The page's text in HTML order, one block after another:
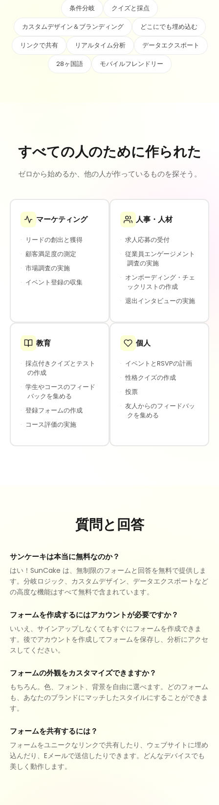
条件分岐
クイズと採点
カスタムデザイン＆ブランディング
どこにでも埋め込む
リンクで共有
リアルタイム分析
データエクスポート
28ヶ国語
モバイルフレンドリー
すべての人のために作られた
ゼロから始めるか、他の人が作っているものを探そう。
マーケティング
· リードの創出と獲得
· 顧客満足度の測定
· 市場調査の実施
· イベント登録の収集
人事・人材
· 求人応募の受付
· 従業員エンゲージメント
調査の実施
· オンボーディング・チェ
ックリストの作成
· 退出インタビューの実施
教育
· 採点付きクイズとテスト
の作成
· 学生やコースのフィード
バックを集める
· 登録フォームの作成
· コース評価の実施
個人
· イベントとRSVPの計画
· 性格クイズの作成
· 投票
· 友人からのフィードバッ
クを集める
質問と回答
サンケーキは本当に無料なのか？
はい！SunCake は、無制限のフォームと回答を無料で提供しま
す。分岐ロジック、カスタムデザイン、データエクスポートなど
の高度な機能はすべて無料で含まれています。
フォームを作成するにはアカウントが必要ですか？
いいえ、サインアップしなくてもすぐにフォームを作成できま
す。後でアカウントを作成してフォームを保存し、分析にアクセ
スしてください。
フォームの外観をカスタマイズできますか？
もちろん。色、フォント、背景を自由に選べます。どのフォーム
も、あなたのブランドにマッチしたスタイルにすることができま
す。
フォームを共有するには？
フォームをユニークなリンクで共有したり、ウェブサイトに埋め
込んだり、Eメールで送信したりできます。どんなデバイスでも
美しく動作します。